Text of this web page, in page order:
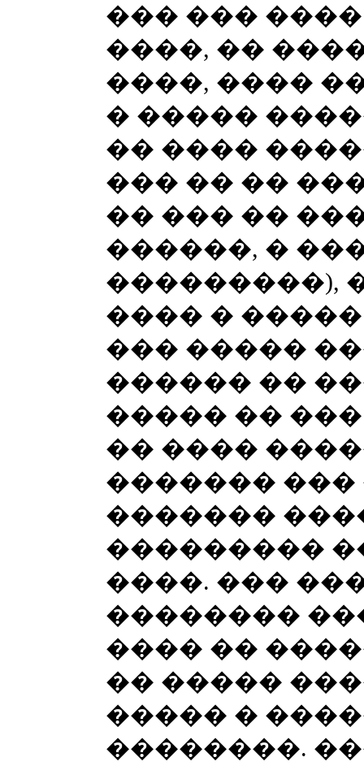
��� ���
����, ��
����, ����
� �����
�� ����
��� �� ��
�� ��� ��
������, �
���������),
���� �
��� �����
������ ��
����� �� ���
�� ����
������� ���
�������
���������
����. ���
��������
���� ��
�� �����
����� �
��������.